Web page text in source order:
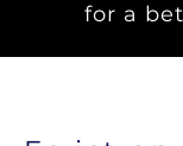
for a